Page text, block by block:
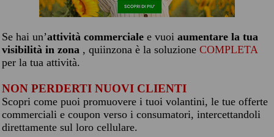
Se hai un’attività commerciale e vuoi aumentare la tua
visibilità in zona , quiinzona è la soluzione COMPLETA
per la tua attività.
NON PERDERTI NUOVI CLIENTI
Scopri come puoi promuovere i tuoi volantini, le tue offerte
commerciali e coupon verso i consumatori, intercettandoli
direttamente sul loro cellulare.